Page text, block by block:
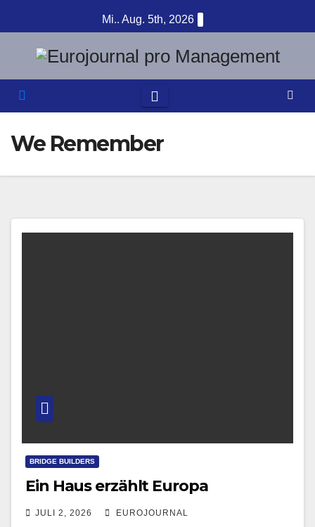
Inhalt
springen
Mi.. Aug. 5th, 2026
We Remember
BRIDGE BUILDERS
Ein Haus erzählt Europa
JULI 2, 2026 EUROJOURNAL